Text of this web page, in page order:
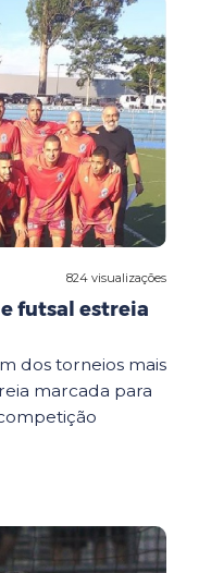
824 visualizações
e futsal estreia
dos torneios mais
marcada para